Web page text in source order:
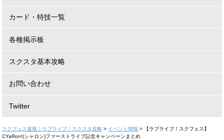
カード・特技一覧
各種掲示板
スクスタ基本攻略
お問い合わせ
Twitter
スクフェス速報｜ラブライブ！スクスタ攻略 > イベント情報 >
【ラブライブ！スクフェス】
CYaRon!(シャロン)ファーストライブ記念キャンペーンまとめ